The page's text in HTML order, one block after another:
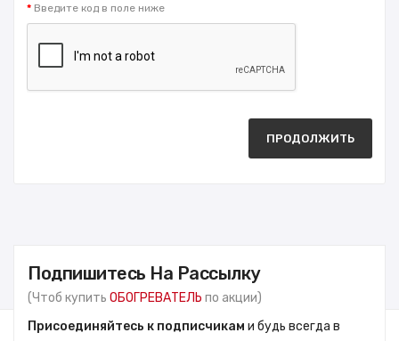
Введите код в поле ниже
ПРОДОЛЖИТЬ
Подпишитесь На Рассылку
(Чтоб купить ОБОГРЕВАТЕЛЬ по акции)
Присоединяйтесь к подписчикам и будь всегда в